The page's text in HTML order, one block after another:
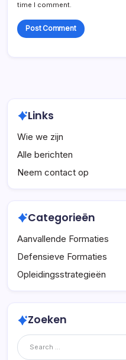
time I comment.
Links
Wie we zijn
Alle berichten
Neem contact op
Categorieën
Aanvallende Formaties
Defensieve Formaties
Opleidingsstrategieën
Zoeken